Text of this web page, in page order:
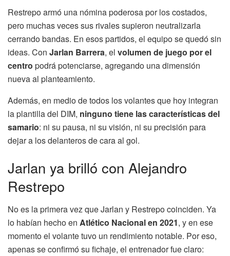
Restrepo armó una nómina poderosa por los costados,
pero muchas veces sus rivales supieron neutralizarla
cerrando bandas. En esos partidos, el equipo se quedó sin
ideas. Con Jarlan Barrera, el volumen de juego por el
centro podrá potenciarse, agregando una dimensión
nueva al planteamiento.
Además, en medio de todos los volantes que hoy integran
la plantilla del DIM, ninguno tiene las características del
samario: ni su pausa, ni su visión, ni su precisión para
dejar a los delanteros de cara al gol.
Jarlan ya brilló con Alejandro
Restrepo
No es la primera vez que Jarlan y Restrepo coinciden. Ya
lo habían hecho en Atlético Nacional en 2021, y en ese
momento el volante tuvo un rendimiento notable. Por eso,
apenas se confirmó su fichaje, el entrenador fue claro: